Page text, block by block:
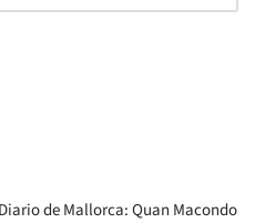
de Mallorca: Quan Macondo